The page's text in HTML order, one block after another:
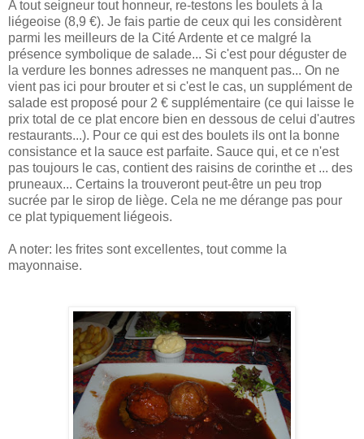
A tout seigneur tout honneur, re-testons les boulets à la
liégeoise (8,9 €). Je fais partie de ceux qui les considèrent
parmi les meilleurs de la Cité Ardente et ce malgré la
présence symbolique de salade... Si c'est pour déguster de
la verdure les bonnes adresses ne manquent pas... On ne
vient pas ici pour brouter et si c'est le cas, un supplément de
salade est proposé pour 2 € supplémentaire (ce qui laisse le
prix total de ce plat encore bien en dessous de celui d'autres
restaurants...). Pour ce qui est des boulets ils ont la bonne
consistance et la sauce est parfaite. Sauce qui, et ce n'est
pas toujours le cas, contient des raisins de corinthe et ... des
pruneaux... Certains la trouveront peut-être un peu trop
sucrée par le sirop de liège. Cela ne me dérange pas pour
ce plat typiquement liégeois.
A noter: les frites sont excellentes, tout comme la
mayonnaise.